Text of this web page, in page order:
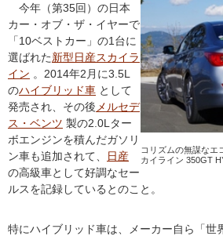
コリズムの無謀なエ
カイライン 350GT
今年（第35回）の日本
カー・オブ・ザ・イヤーで
「10ベストカー」の1台に
選ばれた新型日産スカイラ
イン 。2014年2月に3.5L
のハイブリッド車 として
発売され、その後 メルセデ
ス・ベンツ 製の2.0Lター
ボエンジンを積んだガソリ
ン車も追加されて、
日産
の高級車として好調なセー
ルスを記録しているとのこと。
特にハイブリッド車は、メーカー自ら「世